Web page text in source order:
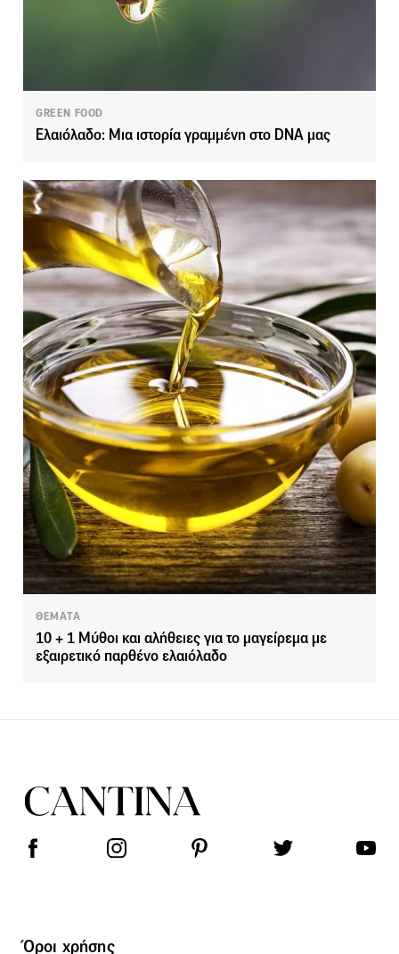
GREEN FOOD
Ελαιόλαδο: Μια ιστορία γραμμένη στο DNA μας
ΘΕΜΑΤΑ
10 + 1 Μύθοι και αλήθειες για το μαγείρεμα με
εξαιρετικό παρθένο ελαιόλαδο
Όροι χρήσης